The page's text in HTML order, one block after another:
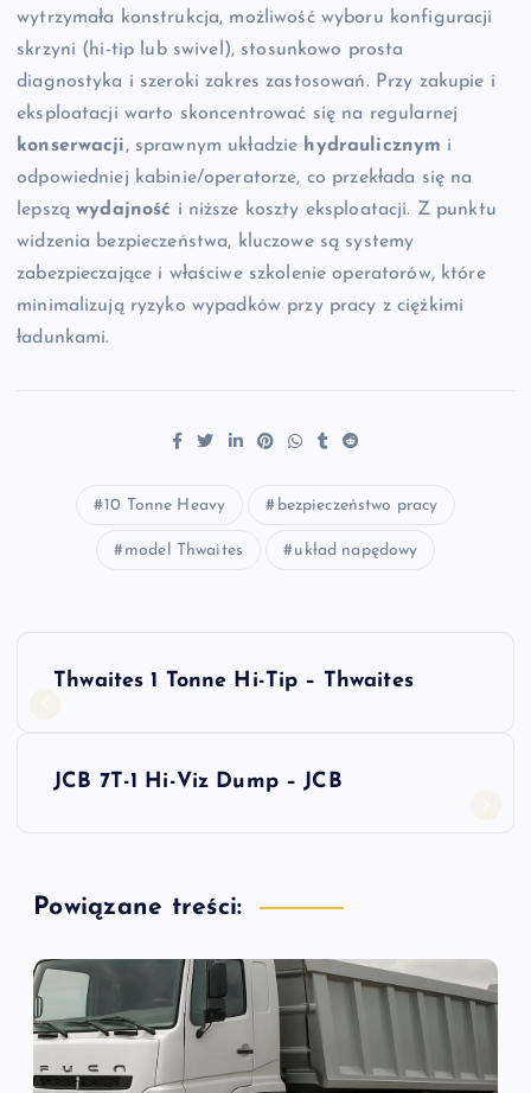
wytrzymała konstrukcja, możliwość wyboru konfiguracji
skrzyni (hi-tip lub swivel), stosunkowo prosta
diagnostyka i szeroki zakres zastosowań. Przy zakupie i
eksploatacji warto skoncentrować się na regularnej
konserwacji, sprawnym układzie hydraulicznym i
odpowiedniej kabinie/operatorze, co przekłada się na
lepsząwydajność i niższe koszty eksploatacji. Z punktu
widzenia bezpieczeństwa, kluczowe są systemy
zabezpieczające i właściwe szkolenie operatorów, które
minimalizują ryzyko wypadków przy pracy z ciężkimi
ładunkami.
10 Tonne Heavy bezpieczeństwo pracy
model Thwaites układ napędowy
N
g
a
c
Thwaites 1 Tonne Hi-Tip – Thwaites
JCB 7T-1 Hi-Viz Dump – JCB
Powiązane treści: